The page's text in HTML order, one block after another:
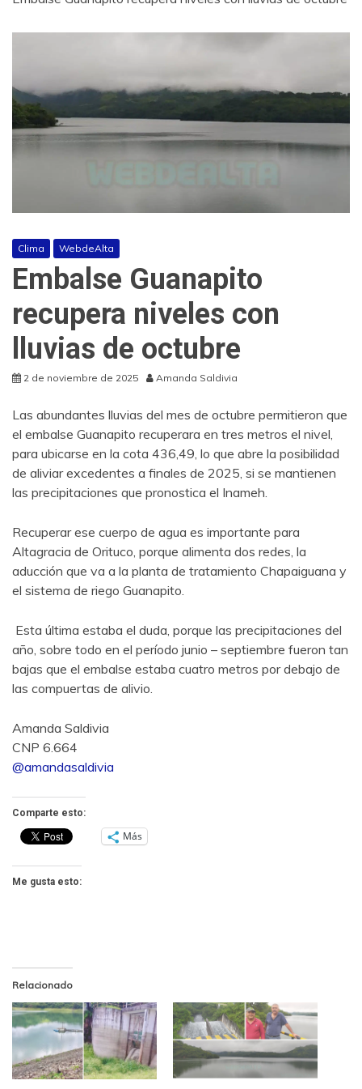
Clima WebdeAlta
Embalse Guanapito
recupera niveles con
lluvias de octubre
2 de noviembre de 2025 Amanda Saldivia
Las abundantes lluvias del mes de octubre permitieron que
el embalse Guanapito recuperara en tres metros el nivel,
para ubicarse en la cota 436,49, lo que abre la posibilidad
de aliviar excedentes a finales de 2025, si se mantienen
las precipitaciones que pronostica el Inameh.
Recuperar ese cuerpo de agua es importante para
Altagracia de Orituco, porque alimenta dos redes, la
aducción que va a la planta de tratamiento Chapaiguana y
el sistema de riego Guanapito.
Esta última estaba el duda, porque las precipitaciones del
año, sobre todo en el período junio – septiembre fueron tan
bajas que el embalse estaba cuatro metros por debajo de
las compuertas de alivio.
Amanda Saldivia
CNP 6.664
@amandasaldivia
Comparte esto:
Más
Me gusta esto:
Relacionado